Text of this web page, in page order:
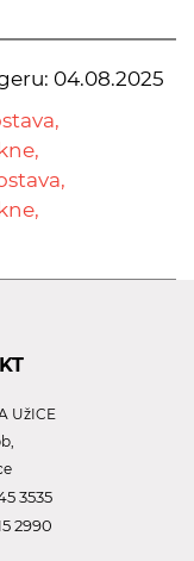
04.08.2025
UžICE
3535
2990